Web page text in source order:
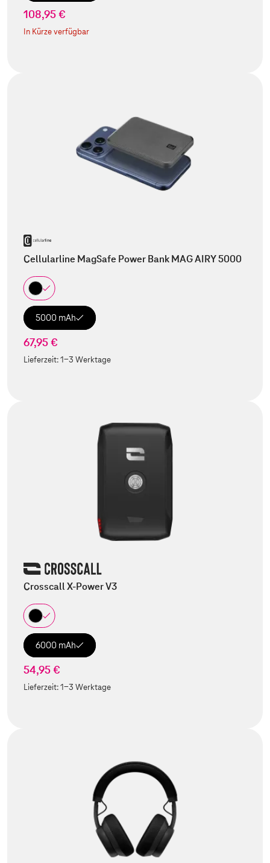
108,95 €
In Kürze verfügbar
Cellularline MagSafe Power Bank MAG AIRY 5000
5000 mAh
67,95 €
Lieferzeit:1-3 Werktage
Crosscall X-Power V3
6000 mAh
54,95 €
Lieferzeit:1-3 Werktage